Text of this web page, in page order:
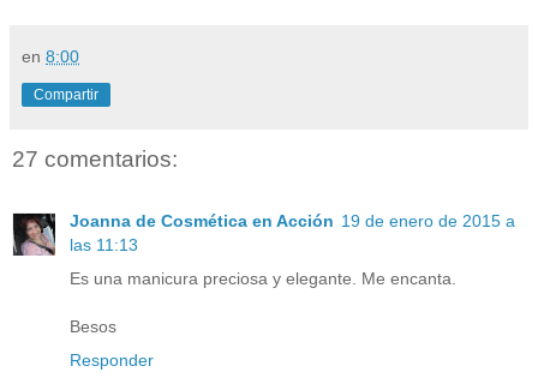
en 8:00
Compartir
27 comentarios:
Joanna de Cosmética en Acción 19 de enero de 2015 a
las 11:13
Es una manicura preciosa y elegante. Me encanta.
Besos
Responder